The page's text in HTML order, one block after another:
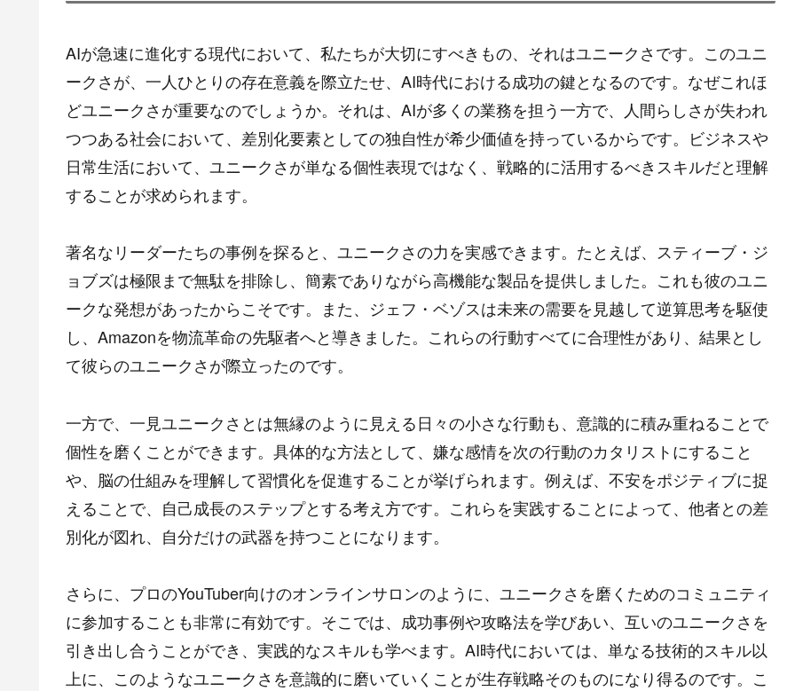
AIが急速に進化する現代において、私たちが大切にすべきもの、それはユニークさです。このユニ
ークさが、一人ひとりの存在意義を際立たせ、AI時代における成功の鍵となるのです。なぜこれほ
どユニークさが重要なのでしょうか。それは、AIが多くの業務を担う一方で、人間らしさが失われ
つつある社会において、差別化要素としての独自性が希少価値を持っているからです。ビジネスや
日常生活において、ユニークさが単なる個性表現ではなく、戦略的に活用するべきスキルだと理解
することが求められます。
著名なリーダーたちの事例を探ると、ユニークさの力を実感できます。たとえば、スティーブ・ジ
ョブズは極限まで無駄を排除し、簡素でありながら高機能な製品を提供しました。これも彼のユニ
ークな発想があったからこそです。また、ジェフ・ベゾスは未来の需要を見越して逆算思考を駆使
し、Amazonを物流革命の先駆者へと導きました。これらの行動すべてに合理性があり、結果とし
て彼らのユニークさが際立ったのです。
一方で、一見ユニークさとは無縁のように見える日々の小さな行動も、意識的に積み重ねることで
個性を磨くことができます。具体的な方法として、嫌な感情を次の行動のカタリストにすること
や、脳の仕組みを理解して習慣化を促進することが挙げられます。例えば、不安をポジティブに捉
えることで、自己成長のステップとする考え方です。これらを実践することによって、他者との差
別化が図れ、自分だけの武器を持つことになります。
さらに、プロのYouTuber向けのオンラインサロンのように、ユニークさを磨くためのコミュニティ
に参加することも非常に有効です。そこでは、成功事例や攻略法を学びあい、互いのユニークさを
引き出し合うことができ、実践的なスキルも学べます。AI時代においては、単なる技術的スキル以
上に、このようなユニークさを意識的に磨いていくことが生存戦略そのものになり得るのです。こ